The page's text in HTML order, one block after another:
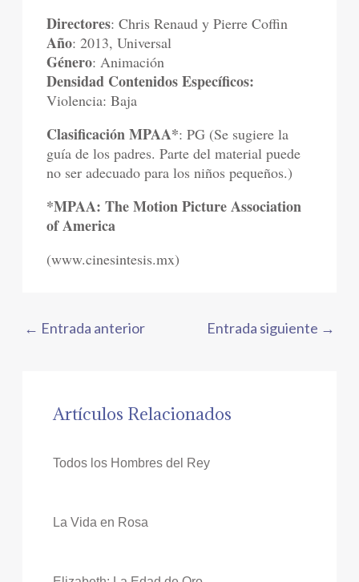
Directores: Chris Renaud y Pierre Coffin
Año: 2013, Universal
Género: Animación
Densidad Contenidos Específicos:
Violencia: Baja
Clasificación MPAA*: PG (Se sugiere la
guía de los padres. Parte del material puede
no ser adecuado para los niños pequeños.)
*MPAA: The Motion Picture Association
of America
(www.cinesintesis.mx)
← Entrada anterior Entrada siguiente →
Artículos Relacionados
Todos los Hombres del Rey
La Vida en Rosa